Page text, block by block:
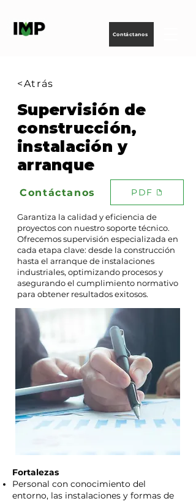
Contáctanos
<Atrás
Supervisión de
construcción,
instalación y
arranque
Contáctanos PDF
Garantiza la calidad y eficiencia de
proyectos con nuestro soporte técnico.
Ofrecemos supervisión especializada en
cada etapa clave: desde la construcción
hasta el arranque de instalaciones
industriales, optimizando procesos y
asegurando el cumplimiento normativo
para obtener resultados exitosos.
Fortalezas
Personal con conocimiento del
entorno, las instalaciones y formas de